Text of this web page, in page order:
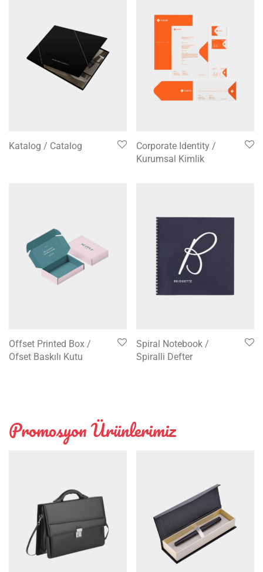
Katalog / Catalog
Corporate Identity /
Kurumsal Kimlik
Offset Printed Box /
Ofset Baskılı Kutu
Spiral Notebook /
Spiralli Defter
Promosyon Ürünlerimiz